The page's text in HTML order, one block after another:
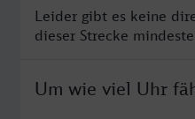
Leider gibt es keine
dieser Strecke
Um wie viel Uhr